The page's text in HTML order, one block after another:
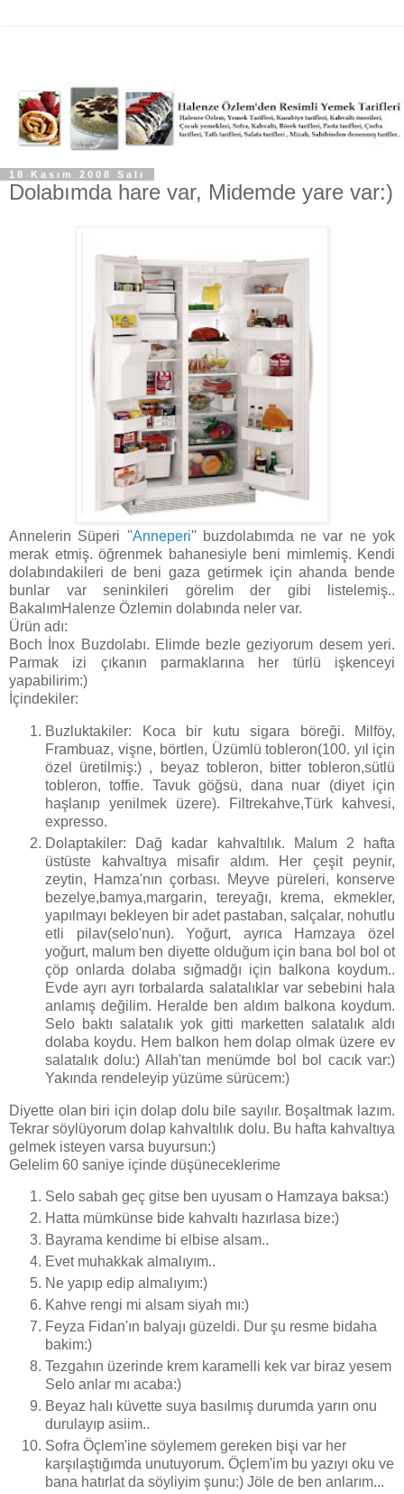
18 Kasım 2008 Salı
Dolabımda hare var, Midemde yare var:)
Annelerin Süperi ''Anneperi'' buzdolabımda ne var ne yok
merak etmiş. öğrenmek bahanesiyle beni mimlemiş. Kendi
dolabındakileri de beni gaza getirmek için ahanda bende
bunlar var seninkileri görelim der gibi listelemiş..
BakalımHalenze Özlemin dolabında neler var.
Ürün adı:
Boch İnox Buzdolabı. Elimde bezle geziyorum desem yeri.
Parmak izi çıkanın parmaklarına her türlü işkenceyi
yapabilirim:)
İçindekiler:
Buzluktakiler: Koca bir kutu sigara böreği. Milföy,
Frambuaz, vişne, börtlen, Üzümlü tobleron(100. yıl için
özel üretilmiş:) , beyaz tobleron, bitter tobleron,sütlü
tobleron, toffie. Tavuk göğsü, dana nuar (diyet için
haşlanıp yenilmek üzere). Filtrekahve,Türk kahvesi,
expresso.
Dolaptakiler: Dağ kadar kahvaltılık. Malum 2 hafta
üstüste kahvaltıya misafir aldım. Her çeşit peynir,
zeytin, Hamza'nın çorbası. Meyve püreleri, konserve
bezelye,bamya,margarin, tereyağı, krema, ekmekler,
yapılmayı bekleyen bir adet pastaban, salçalar, nohutlu
etli pilav(selo'nun). Yoğurt, ayrıca Hamzaya özel
yoğurt, malum ben diyette olduğum için bana bol bol ot
çöp onlarda dolaba sığmadğı için balkona koydum..
Evde ayrı ayrı torbalarda salatalıklar var sebebini hala
anlamış değilim. Heralde ben aldım balkona koydum.
Selo baktı salatalık yok gitti marketten salatalık aldı
dolaba koydu. Hem balkon hem dolap olmak üzere ev
salatalık dolu:) Allah'tan menümde bol bol cacık var:)
Yakında rendeleyip yüzüme sürücem:)
Diyette olan biri için dolap dolu bile sayılır. Boşaltmak lazım.
Tekrar söylüyorum dolap kahvaltılık dolu. Bu hafta kahvaltıya
gelmek isteyen varsa buyursun:)
Gelelim 60 saniye içinde düşüneceklerime
Selo sabah geç gitse ben uyusam o Hamzaya baksa:)
Hatta mümkünse bide kahvaltı hazırlasa bize:)
Bayrama kendime bi elbise alsam..
Evet muhakkak almalıyım..
Ne yapıp edip almalıyım:)
Kahve rengi mi alsam siyah mı:)
Feyza Fidan'ın balyajı güzeldi. Dur şu resme bidaha
bakim:)
Tezgahın üzerinde krem karamelli kek var biraz yesem
Selo anlar mı acaba:)
Beyaz halı küvette suya basılmış durumda yarın onu
durulayıp asiim..
Sofra Öçlem'ine söylemem gereken bişi var her
karşılaştığımda unutuyorum. Öçlem'im bu yazıyı oku ve
bana hatırlat da söyliyim şunu:) Jöle de ben anlarım...